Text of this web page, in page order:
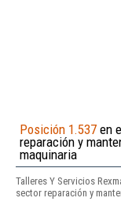
Posición 1.537 en
reparación y
maquinaria
Talleres Y Servicios
sector reparación y